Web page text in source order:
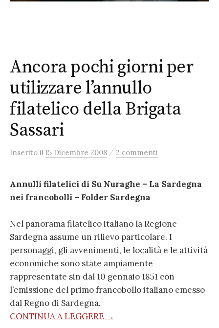
Ancora pochi giorni per
utilizzare l’annullo
filatelico della Brigata
Sassari
Inserito il 15 Dicembre 2008 / 2 commenti
Annulli filatelici di Su Nuraghe – La Sardegna
nei francobolli – Folder Sardegna
Nel panorama filatelico italiano la Regione
Sardegna assume un rilievo particolare. I
personaggi, gli avvenimenti, le località e le attività
economiche sono state ampiamente
rappresentate sin dal 10 gennaio 1851 con
l’emissione del primo francobollo italiano emesso
dal Regno di Sardegna.
CONTINUA A LEGGERE →